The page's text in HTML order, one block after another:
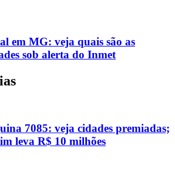
em MG: veja quais são as
sob alerta do Inmet
7085: veja cidades premiadas;
leva R$ 10 milhões